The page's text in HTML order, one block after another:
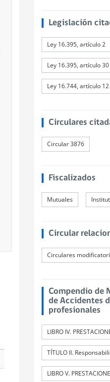
Legislación
Ley 16.395, artículo 2
Ley 16.395, artículo 30
Ley 16.744, artículo 12
Circulares
Circular 3876
Fiscalizados
Mutuales
Circular
Circulares
Compendio de
de Accidentes
profesionales
LIBRO IV.
LIBRO V.